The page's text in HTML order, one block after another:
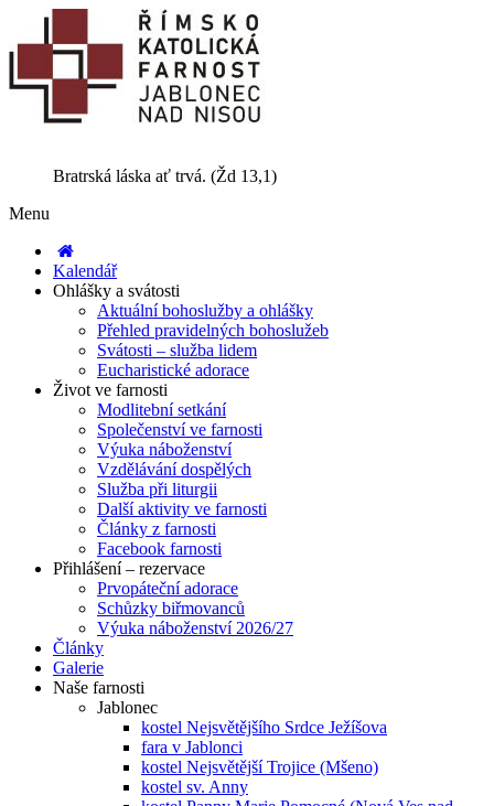
Bratrská láska ať trvá. (Žd 13,1)
Menu
Kalendář
Ohlášky a svátosti
Aktuální bohoslužby a ohlášky
Přehled pravidelných bohoslužeb
Svátosti – služba lidem
Eucharistické adorace
Život ve farnosti
Modlitební setkání
Společenství ve farnosti
Výuka náboženství
Vzdělávání dospělých
Služba při liturgii
Další aktivity ve farnosti
Články z farnosti
Facebook farnosti
Přihlášení – rezervace
Prvopáteční adorace
Schůzky biřmovanců
Výuka náboženství 2026/27
Články
Galerie
Naše farnosti
Jablonec
kostel Nejsvětějšího Srdce Ježíšova
fara v Jablonci
kostel Nejsvětější Trojice (Mšeno)
kostel sv. Anny